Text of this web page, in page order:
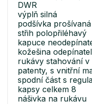
DWR
výplň silná
podšívka prošívaná
střih polopřiléhavý
kapuce
kožešina
rukávy stahování v
patenty, s vnitřní
spodní část s
kapsy celkem 8
nášivka na rukávu